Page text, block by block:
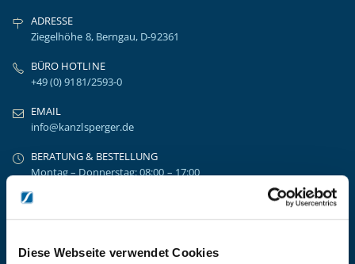
Diese Webseite verwendet Cookies
ADRESSE
Ziegelhöhe 8, Berngau, D-92361
BÜRO HOTLINE
+49 (0) 9181/2593-0
EMAIL
info@kanzlsperger.de
BERATUNG & BESTELLUNG
Montag – Donnerstag: 08:00 – 17:00
UNTERNEHMEN
Kontaktieren Sie uns